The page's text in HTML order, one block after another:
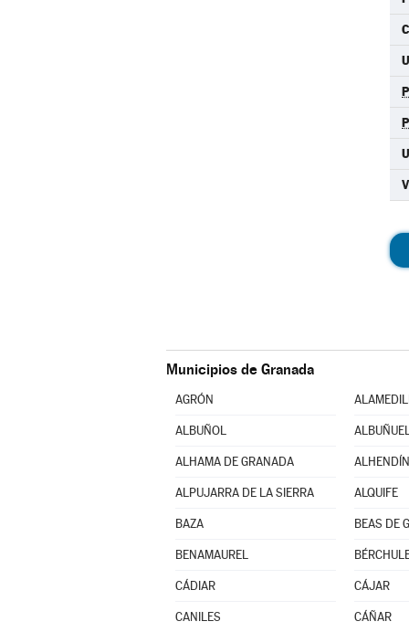
Municipios de Granada
AGRÓN
ALBUÑOL
ALHAMA DE GRANADA ALHENDÍN
ALPUJARRA DE LA SIERRA ALQUIFE
BAZA BEAS DE
BENAMAUREL
CÁDIAR CÁJAR
CANILES CÁÑAR